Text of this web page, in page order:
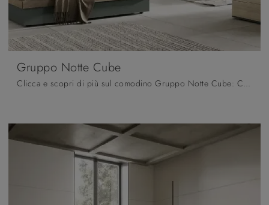
Gruppo Notte Cube
Clicca e scopri di più sul comodino Gruppo Notte Cube: Comodini e mobili con cassetti di Moretti Compact Giorno Notte sono ideali per spazi moderni.